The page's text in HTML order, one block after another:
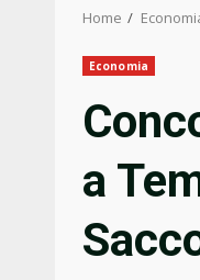
Home
Economia
a